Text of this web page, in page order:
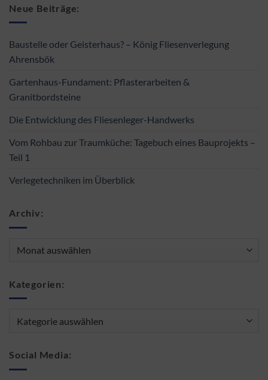
Neue Beiträge:
Baustelle oder Geisterhaus? – König Fliesenverlegung
Ahrensbök
Gartenhaus-Fundament: Pflasterarbeiten &
Granitbordsteine
Die Entwicklung des Fliesenleger-Handwerks
Vom Rohbau zur Traumküche: Tagebuch eines Bauprojekts –
Teil 1
Verlegetechniken im Überblick
Archiv:
Kategorien:
Social Media: